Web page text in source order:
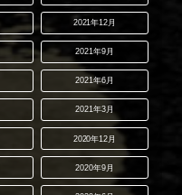
2021年12月
2021年9月
2021年6月
2021年3月
2020年12月
2020年9月